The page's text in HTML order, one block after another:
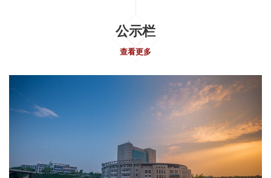
公示栏
查看更多